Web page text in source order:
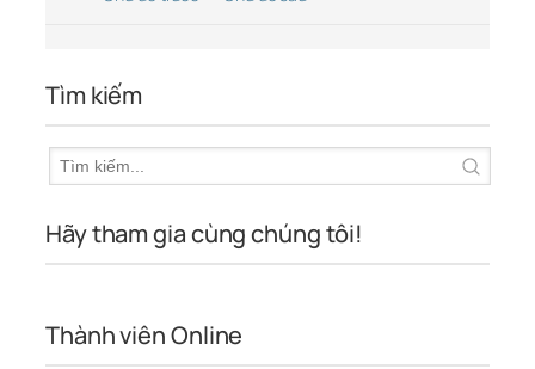
Tìm kiếm
Hãy tham gia cùng chúng tôi!
Thành viên Online